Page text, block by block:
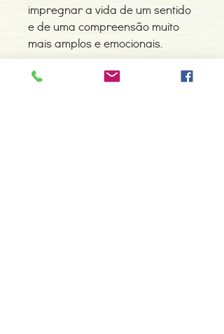
impregnar a vida de um sentido
e de uma compreensão muito
mais amplos e emocionais.
Detalhes do Produto